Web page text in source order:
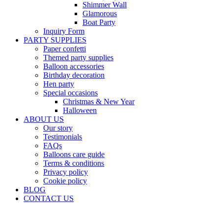
Shimmer Wall
Glamorous
Boat Party
Inquiry Form
PARTY SUPPLIES
Paper confetti
Themed party supplies
Balloon accessories
Birthday decoration
Hen party
Special occasions
Christmas & New Year
Halloween
ABOUT US
Our story
Testimonials
FAQs
Balloons care guide
Terms & conditions
Privacy policy
Cookie policy
BLOG
CONTACT US